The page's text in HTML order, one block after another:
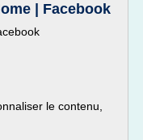
| Facebook
le contenu,